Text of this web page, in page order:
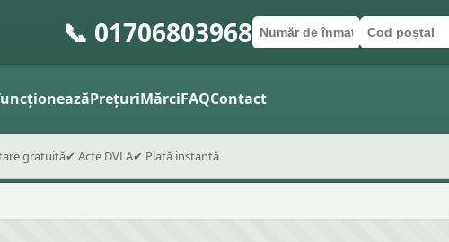
📞 01706803968Număr de înmatriculare
Cod poștal
Trimite formularul
PrețuriMărciFAQContact
gratuită✔ Acte DVLA✔ Plată instantă